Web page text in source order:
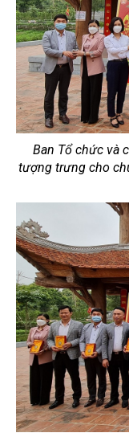
Ban Tổ chức và
tượng trưng cho